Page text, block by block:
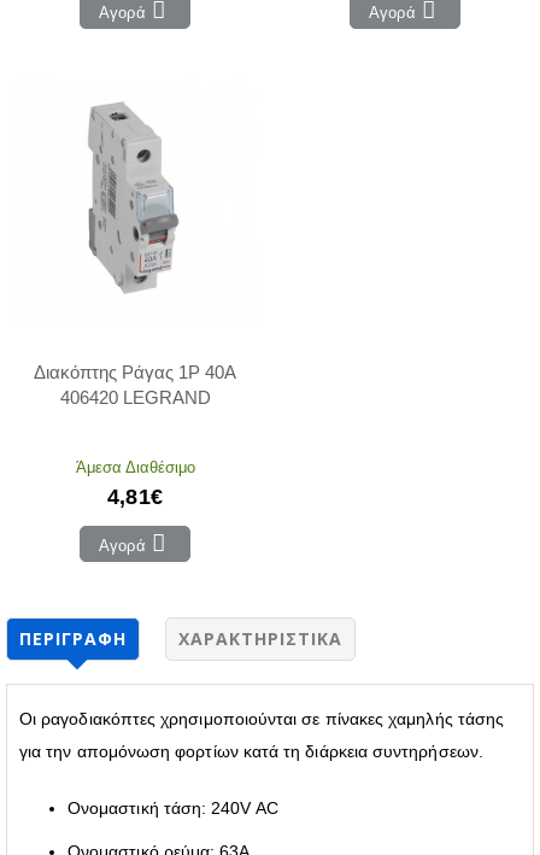
Αγορά Αγορά
Διακόπτης Ράγας 1P 40Α
406420 LEGRAND
Άμεσα Διαθέσιμο
4,81€
Αγορά
ΠΕΡΙΓΡΑΦΉ ΧΑΡΑΚΤΗΡΙΣΤΙΚΆ
Οι ραγοδιακόπτες χρησιμοποιούνται σε πίνακες χαμηλής τάσης
για την απομόνωση φορτίων κατά τη διάρκεια συντηρήσεων.
Ονομαστική τάση: 240V AC
Ονομαστικό ρεύμα: 63A